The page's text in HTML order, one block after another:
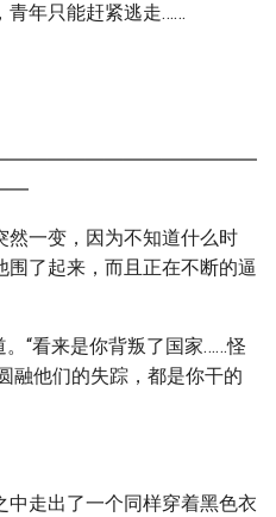
青年只能赶紧逃走……
然一变，因为不知道什么时
了起来，而且正在不断的逼
“看来是你背叛了国家……怪
融他们的失踪，都是你干的
走出了一个同样穿着黑色衣